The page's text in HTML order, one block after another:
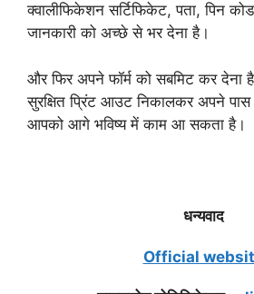
क्वालीफिकेशन सर्टिफिकेट, पता, पिन
जानकारी को अच्छे से भर देना है।
और फिर अपने फॉर्म को सबमिट कर देना
सुरक्षित प्रिंट आउट निकालकर अपने
आपको आगे भविष्य में काम आ सकता है।
धन्यवाद
Official